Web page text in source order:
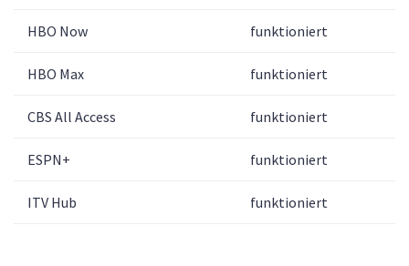
HBO Now funktioniert
HBO Max funktioniert
CBS All Access funktioniert
ESPN+ funktioniert
ITV Hub funktioniert